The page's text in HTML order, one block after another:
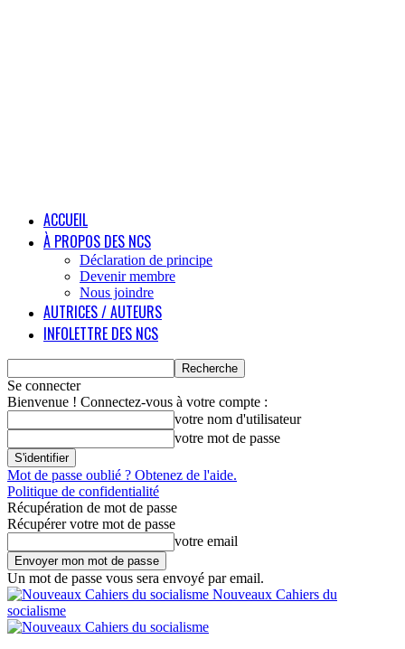
ACCUEIL
À PROPOS DES NCS
Déclaration de principe
Devenir membre
Nous joindre
AUTRICES / AUTEURS
INFOLETTRE DES NCS
Se connecter
Bienvenue ! Connectez-vous à votre compte :
votre nom d'utilisateur
votre mot de passe
Mot de passe oublié ? Obtenez de l'aide.
Politique de confidentialité
Récupération de mot de passe
Récupérer votre mot de passe
votre email
Un mot de passe vous sera envoyé par email.
Nouveaux Cahiers du
socialisme